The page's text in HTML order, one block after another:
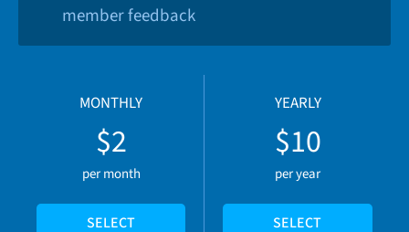
member feedback
MONTHLY
$2
per month
SELECT
YEARLY
$10
per year
SELECT